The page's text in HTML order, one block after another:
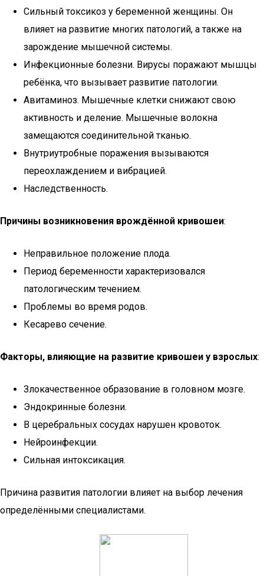
Сильный токсикоз у беременной женщины. Он
влияет на развитие многих патологий, а также на
зарождение мышечной системы.
Инфекционные болезни. Вирусы поражают мышцы
ребёнка, что вызывает развитие патологии.
Авитаминоз. Мышечные клетки снижают свою
активность и деление. Мышечные волокна
замещаются соединительной тканью.
Внутриутробные поражения вызываются
переохлаждением и вибрацией.
Наследственность.
Причины возникновения врождённой кривошеи:
Неправильное положение плода.
Период беременности характеризовался
патологическим течением.
Проблемы во время родов.
Кесарево сечение.
Факторы, влияющие на развитие кривошеи у взрослых:
Злокачественное образование в головном мозге.
Эндокринные болезни.
В церебральных сосудах нарушен кровоток.
Нейроинфекции.
Сильная интоксикация.
Причина развития патологии влияет на выбор лечения
определёнными специалистами.